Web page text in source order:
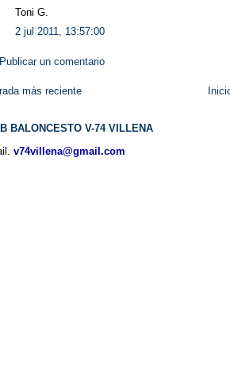
Toni G.
2 jul 2011, 13:57:00
Publicar un comentario
más reciente
BALONCESTO V-74 VILLENA
v74villena@gmail.com